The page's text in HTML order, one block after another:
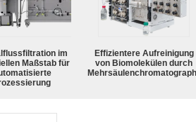
im
Maßstab für
Effizientere Aufreinigung
von Biomolekülen durch